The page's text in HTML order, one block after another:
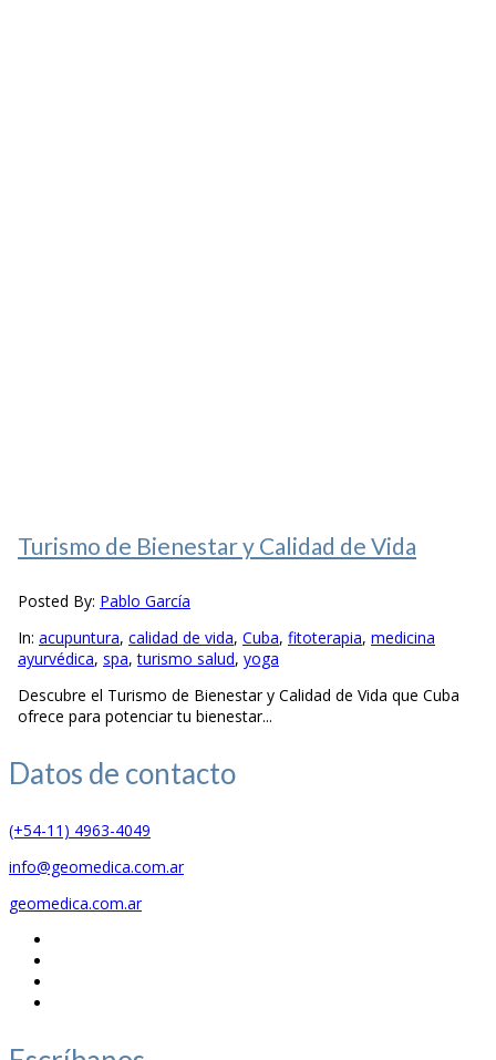
Turismo de Bienestar y Calidad de Vida
Posted By: Pablo García
In: acupuntura, calidad de vida, Cuba, fitoterapia, medicina
ayurvédica, spa,turismo salud, yoga
Descubre el Turismo de Bienestar y Calidad de Vida que Cuba
ofrece para potenciar tu bienestar...
Datos de contacto
(+54-11) 4963-4049
info@geomedica.com.ar
geomedica.com.ar